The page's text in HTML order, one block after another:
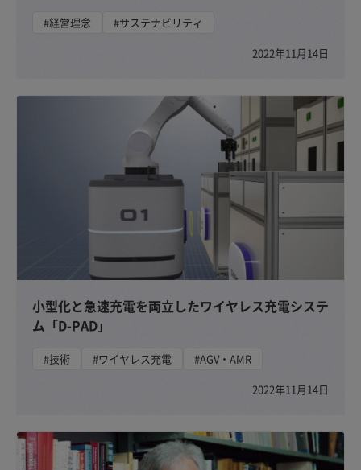
#経営理念
#サステナビリティ
2022年11月14日
小型化と急速充電を両立したワイヤレス充電システ
ム「D-PAD」
#技術 #ワイヤレス充電
#AGV・AMR
2022年11月14日